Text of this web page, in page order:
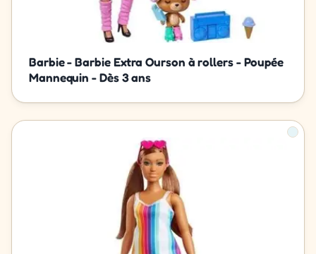
Barbie - Barbie Extra Ourson à rollers - Poupée
Mannequin - Dès 3 ans